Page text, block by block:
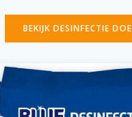
BEKIJK DESINFECTIE